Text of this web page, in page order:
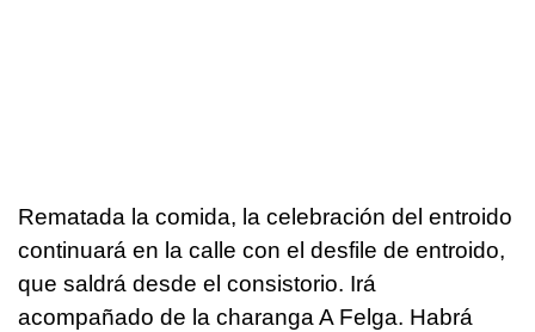
Rematada la comida, la celebración del entroido
continuará en la calle con el desfile de entroido,
que saldrá desde el consistorio. Irá
acompañado de la charanga A Felga. Habrá